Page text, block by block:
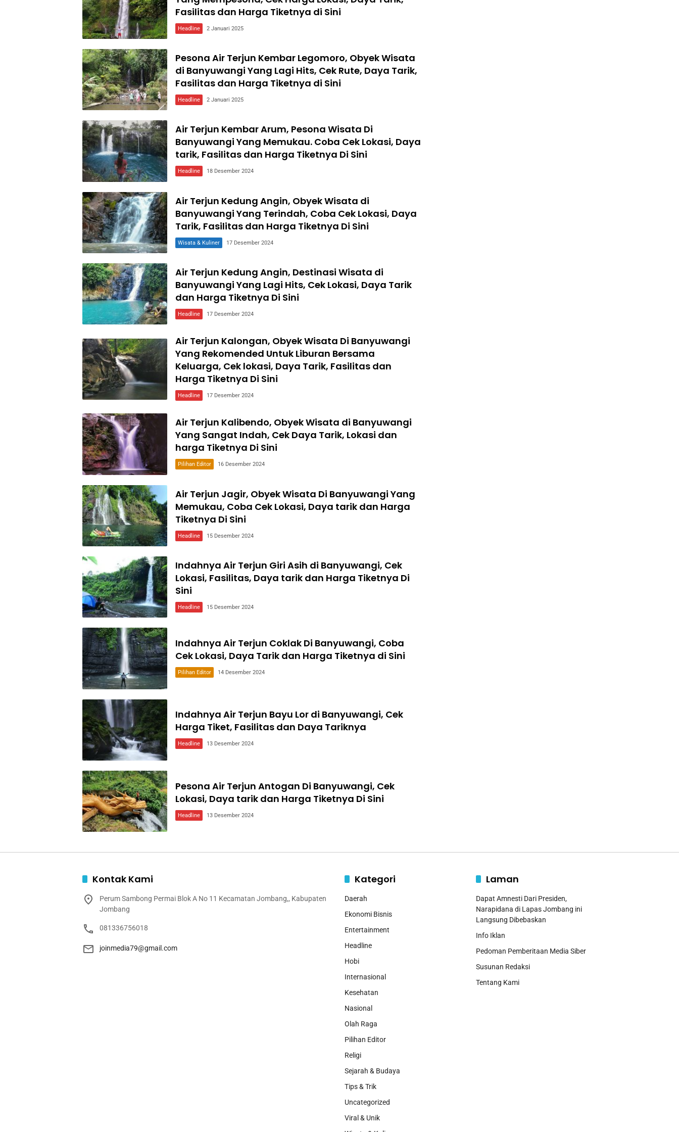
Fasilitas dan Harga Tiketnya di Sini
Headline 2 Januari 2025
Pesona Air Terjun Kembar Legomoro, Obyek Wisata
di Banyuwangi Yang Lagi Hits, Cek Rute, Daya Tarik,
Fasilitas dan Harga Tiketnya di Sini
Headline 2 Januari 2025
Air Terjun Kembar Arum, Pesona Wisata Di
Banyuwangi Yang Memukau. Coba Cek Lokasi, Daya
tarik, Fasilitas dan Harga Tiketnya Di Sini
Headline 18 Desember 2024
Air Terjun Kedung Angin, Obyek Wisata di
Banyuwangi Yang Terindah, Coba Cek Lokasi, Daya
Tarik, Fasilitas dan Harga Tiketnya Di Sini
Wisata & Kuliner 17 Desember 2024
Air Terjun Kedung Angin, Destinasi Wisata di
Banyuwangi Yang Lagi Hits, Cek Lokasi, Daya Tarik
dan Harga Tiketnya Di Sini
Headline 17 Desember 2024
Air Terjun Kalongan, Obyek Wisata Di Banyuwangi
Yang Rekomended Untuk Liburan Bersama
Keluarga, Cek lokasi, Daya Tarik, Fasilitas dan
Harga Tiketnya Di Sini
Headline 17 Desember 2024
Air Terjun Kalibendo, Obyek Wisata di Banyuwangi
Yang Sangat Indah, Cek Daya Tarik, Lokasi dan
harga Tiketnya Di Sini
Pilihan Editor 16 Desember 2024
Air Terjun Jagir, Obyek Wisata Di Banyuwangi Yang
Memukau, Coba Cek Lokasi, Daya tarik dan Harga
Tiketnya Di Sini
Headline 15 Desember 2024
Indahnya Air Terjun Giri Asih di Banyuwangi, Cek
Lokasi, Fasilitas, Daya tarik dan Harga Tiketnya Di
Sini
Headline 15 Desember 2024
Indahnya Air Terjun Coklak Di Banyuwangi, Coba
Cek Lokasi, Daya Tarik dan Harga Tiketnya di Sini
Pilihan Editor 14 Desember 2024
Indahnya Air Terjun Bayu Lor di Banyuwangi, Cek
Harga Tiket, Fasilitas dan Daya Tariknya
Headline 13 Desember 2024
Pesona Air Terjun Antogan Di Banyuwangi, Cek
Lokasi, Daya tarik dan Harga Tiketnya Di Sini
Headline 13 Desember 2024
Kontak Kami
Perum Sambong Permai Blok A No 11 Kecamatan Jombang,, Kabupaten
Jombang
081336756018
joinmedia79@gmail.com
Kategori
Daerah
Ekonomi Bisnis
Entertainment
Headline
Hobi
Internasional
Kesehatan
Nasional
Olah Raga
Pilihan Editor
Religi
Sejarah & Budaya
Tips & Trik
Uncategorized
Viral & Unik
Laman
Dapat Amnesti Dari Presiden,
Narapidana di Lapas Jombang ini
Langsung Dibebaskan
Info Iklan
Pedoman Pemberitaan Media Siber
Susunan Redaksi
Tentang Kami